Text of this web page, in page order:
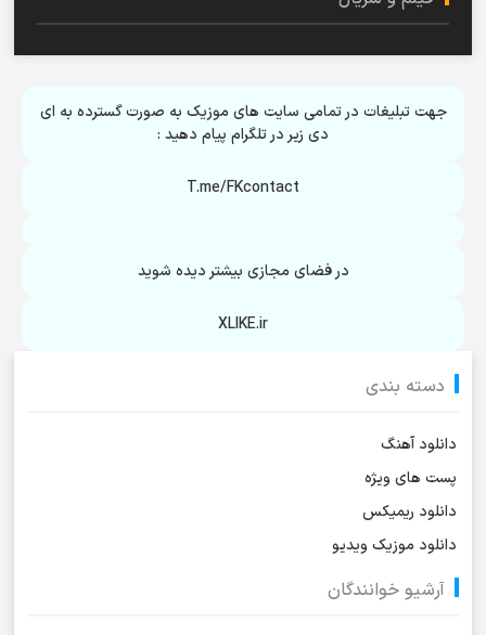
جهت تبلیغات در تمامی سایت های موزیک به صورت گسترده به ای
دی زیر در تلگرام پیام دهید :
T.me/FKcontact
در فضای مجازی بیشتر دیده شوید
XLIKE.ir
دسته بندی
دانلود آهنگ
پست های ویژه
دانلود ریمیکس
دانلود موزیک ویدیو
آرشیو خوانندگان